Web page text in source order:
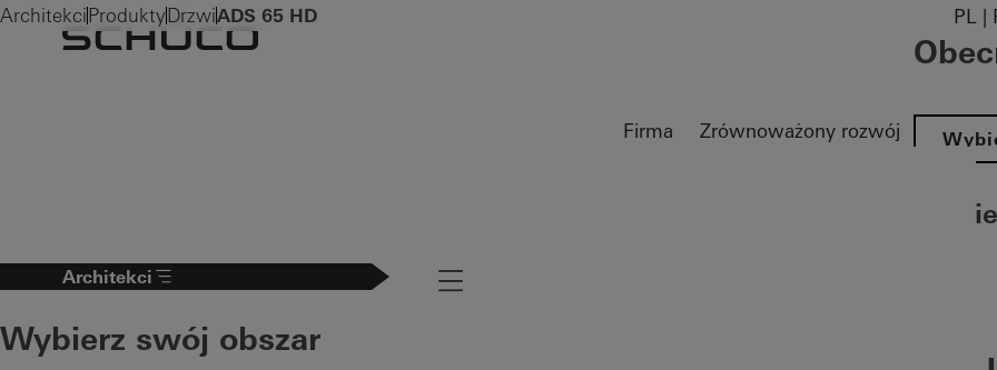
Firma Zrównoważony rozwój
PL |
Architekci
Wybierz swój obszar
Navigation öffnen
Architekci Produkty DrzwiADS 65 HD